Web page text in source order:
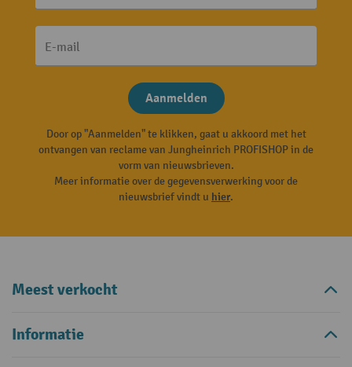
E-mail
Aanmelden
Door op "Aanmelden" te klikken, gaat u akkoord met het
ontvangen van reclame van Jungheinrich PROFISHOP in de
vorm van nieuwsbrieven.
Meer informatie over de gegevensverwerking voor de
nieuwsbrief vindt u hier.
Meest verkocht
Informatie